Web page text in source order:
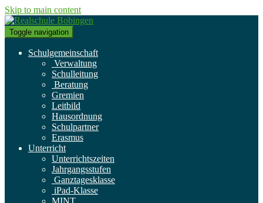
Skip to main content
Toggle navigation
Schulgemeinschaft
Verwaltung
Schulleitung
Beratung
Gremien
Leitbild
Hausordnung
Schulpartner
Erasmus
Unterricht
Unterrichtszeiten
Jahrgangsstufen
Ganztagesklasse
iPad-Klasse
MINT